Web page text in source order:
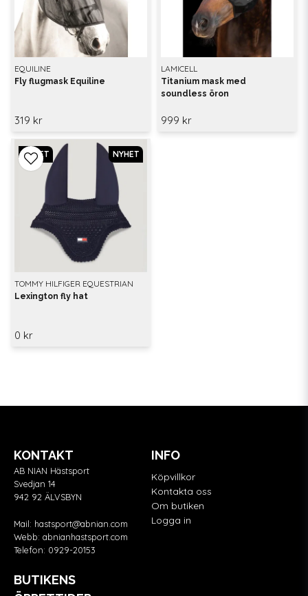
EQUILINE
Fly flugmask Equiline
319 kr
LAMICELL
Titanium mask med
soundless öron
999 kr
TOMMY HILFIGER EQUESTRIAN
Lexington fly hat
0 kr
NYHET NYHET
KONTAKT
AB NIAN Hästsport
Svedjan 14
942 92 ÄLVSBYN
Mail: hastsport@abnian.com
Webb: abnianhastsport.com
Telefon: 0929-20153
BUTIKENS
INFO
Köpvillkor
Kontakta oss
Om butiken
Logga in